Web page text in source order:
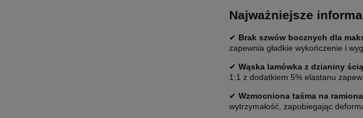
Najważniejsze
✔ Brak szwów bocznych dla
zapewnia gładkie wykończenie i
✔ Wąska lamówka z dzianiny
1:1 z dodatkiem 5% elastanu
✔ Wzmocniona taśma na
wytrzymałość, zapobiegając